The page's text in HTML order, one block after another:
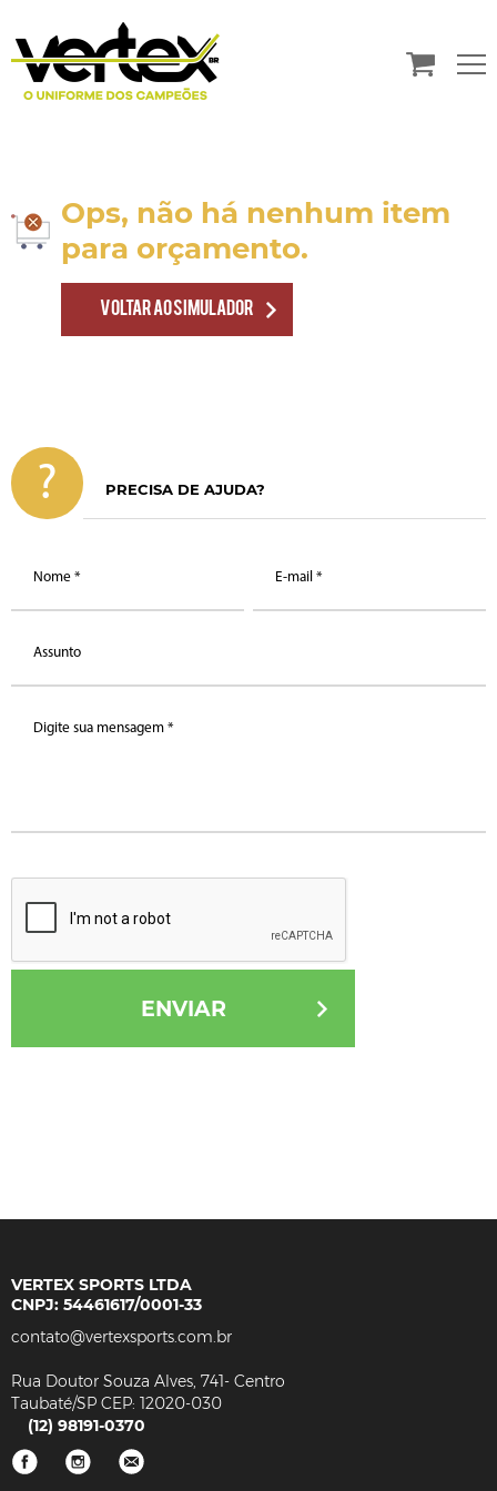
Ops, não há nenhum item
para orçamento.
VOLTAR AO SIMULADOR
? PRECISA DE AJUDA?
ENVIAR
VERTEX SPORTS LTDA
CNPJ: 54461617/0001-33
Rua Doutor Souza Alves, 741- Centro
Taubaté/SP CEP: 12020-030
(12) 98191-0370